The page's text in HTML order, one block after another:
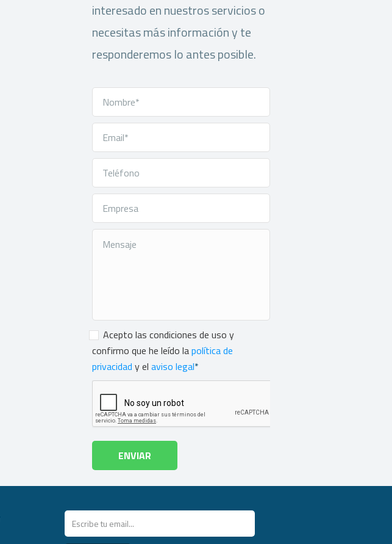
interesado en nuestros servicios o
necesitas más información y te
responderemos lo antes posible.
Consentimiento*
Acepto las condiciones de uso y
confirmo que he leído lapolítica de
privacidad y el aviso legal*